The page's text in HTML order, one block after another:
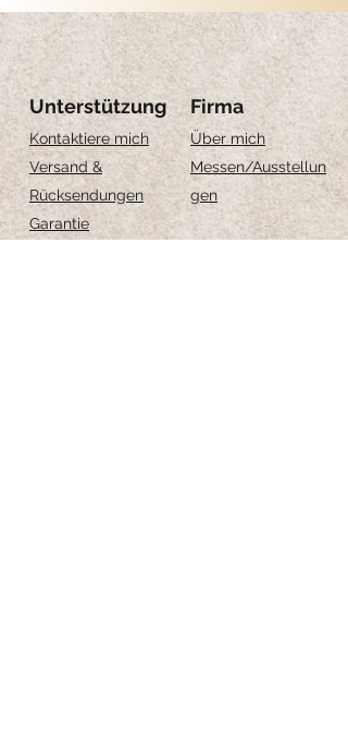
Haken: 925 Sterling Silber/vergoldeter
Haken.
Symbolische Bedeutung
: Der Amethyst ist
ein Symbol für Ruhe, Ausgeglichenheit und
Spiritualität.
Unterstützung
Kontaktiere mich
Versand &
Rücksendungen
Garantie
Firma
Über mich
Messen/Ausstellun
gen